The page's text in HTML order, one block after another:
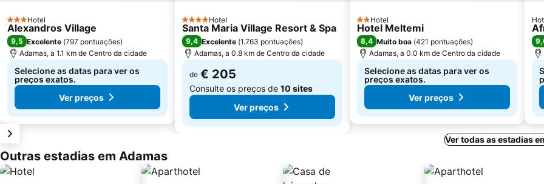
3 Estrelas
Hotel
Alexandros Village
9,5 Excelente (797 pontuações)
Adamas, a 1.1 km de Centro da cidade
Selecione as datas para ver os
preços exatos.
Ver preços
4 Estrelas
Hotel
Santa Maria Village Resort & Spa
9,4 Excelente (1.763 pontuações)
Adamas, a 0.8 km de Centro da cidade
de € 205
Consulte os preços de 10 sites
Ver preços
2 Estrelas
Hotel
Hotel Meltemi
8,4 Muito boa (421 pontuações)
Adamas, a 0.0 km de Centro da cidade
Selecione as datas para ver os
preços exatos.
Ver preços
Ver todas as estadias
Outras estadias em Adamas